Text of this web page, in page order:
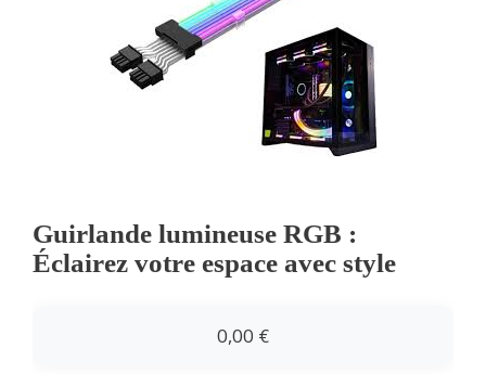
Guirlande lumineuse RGB :
Éclairez votre espace avec style
0,00 €